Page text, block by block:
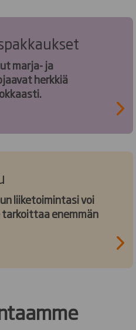
marja- ja
herkkiä
liiketoimintasi voi
enemmän